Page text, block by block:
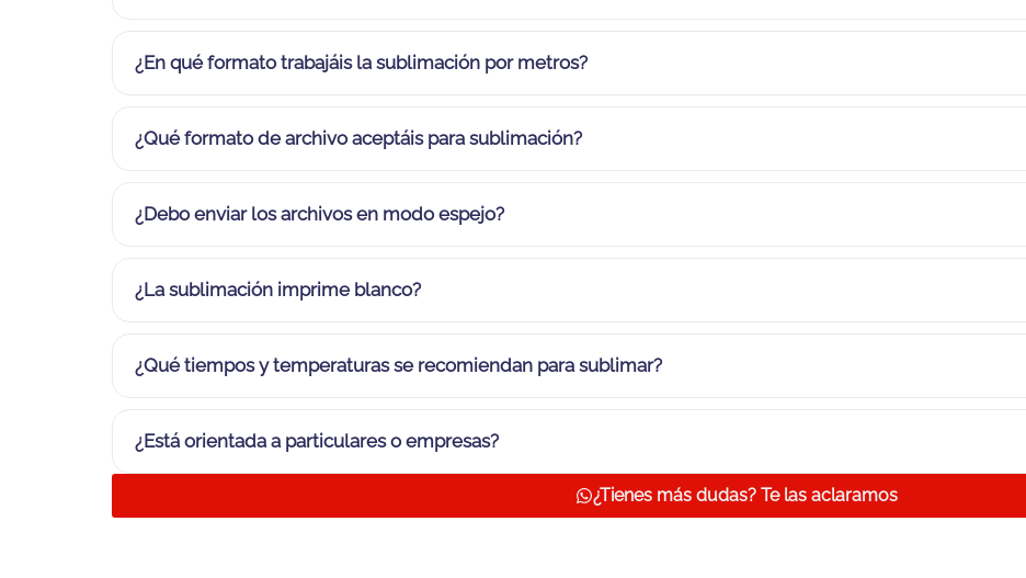
¿En qué formato trabajáis la sublimación por metros?
¿Qué formato de archivo aceptáis para sublimación?
¿Debo enviar los archivos en modo espejo?
¿La sublimación imprime blanco?
¿Qué tiempos y temperaturas se recomiendan para sublimar?
¿Está orientada a particulares o empresas?
¿Tienes más dudas? Te las aclaramos